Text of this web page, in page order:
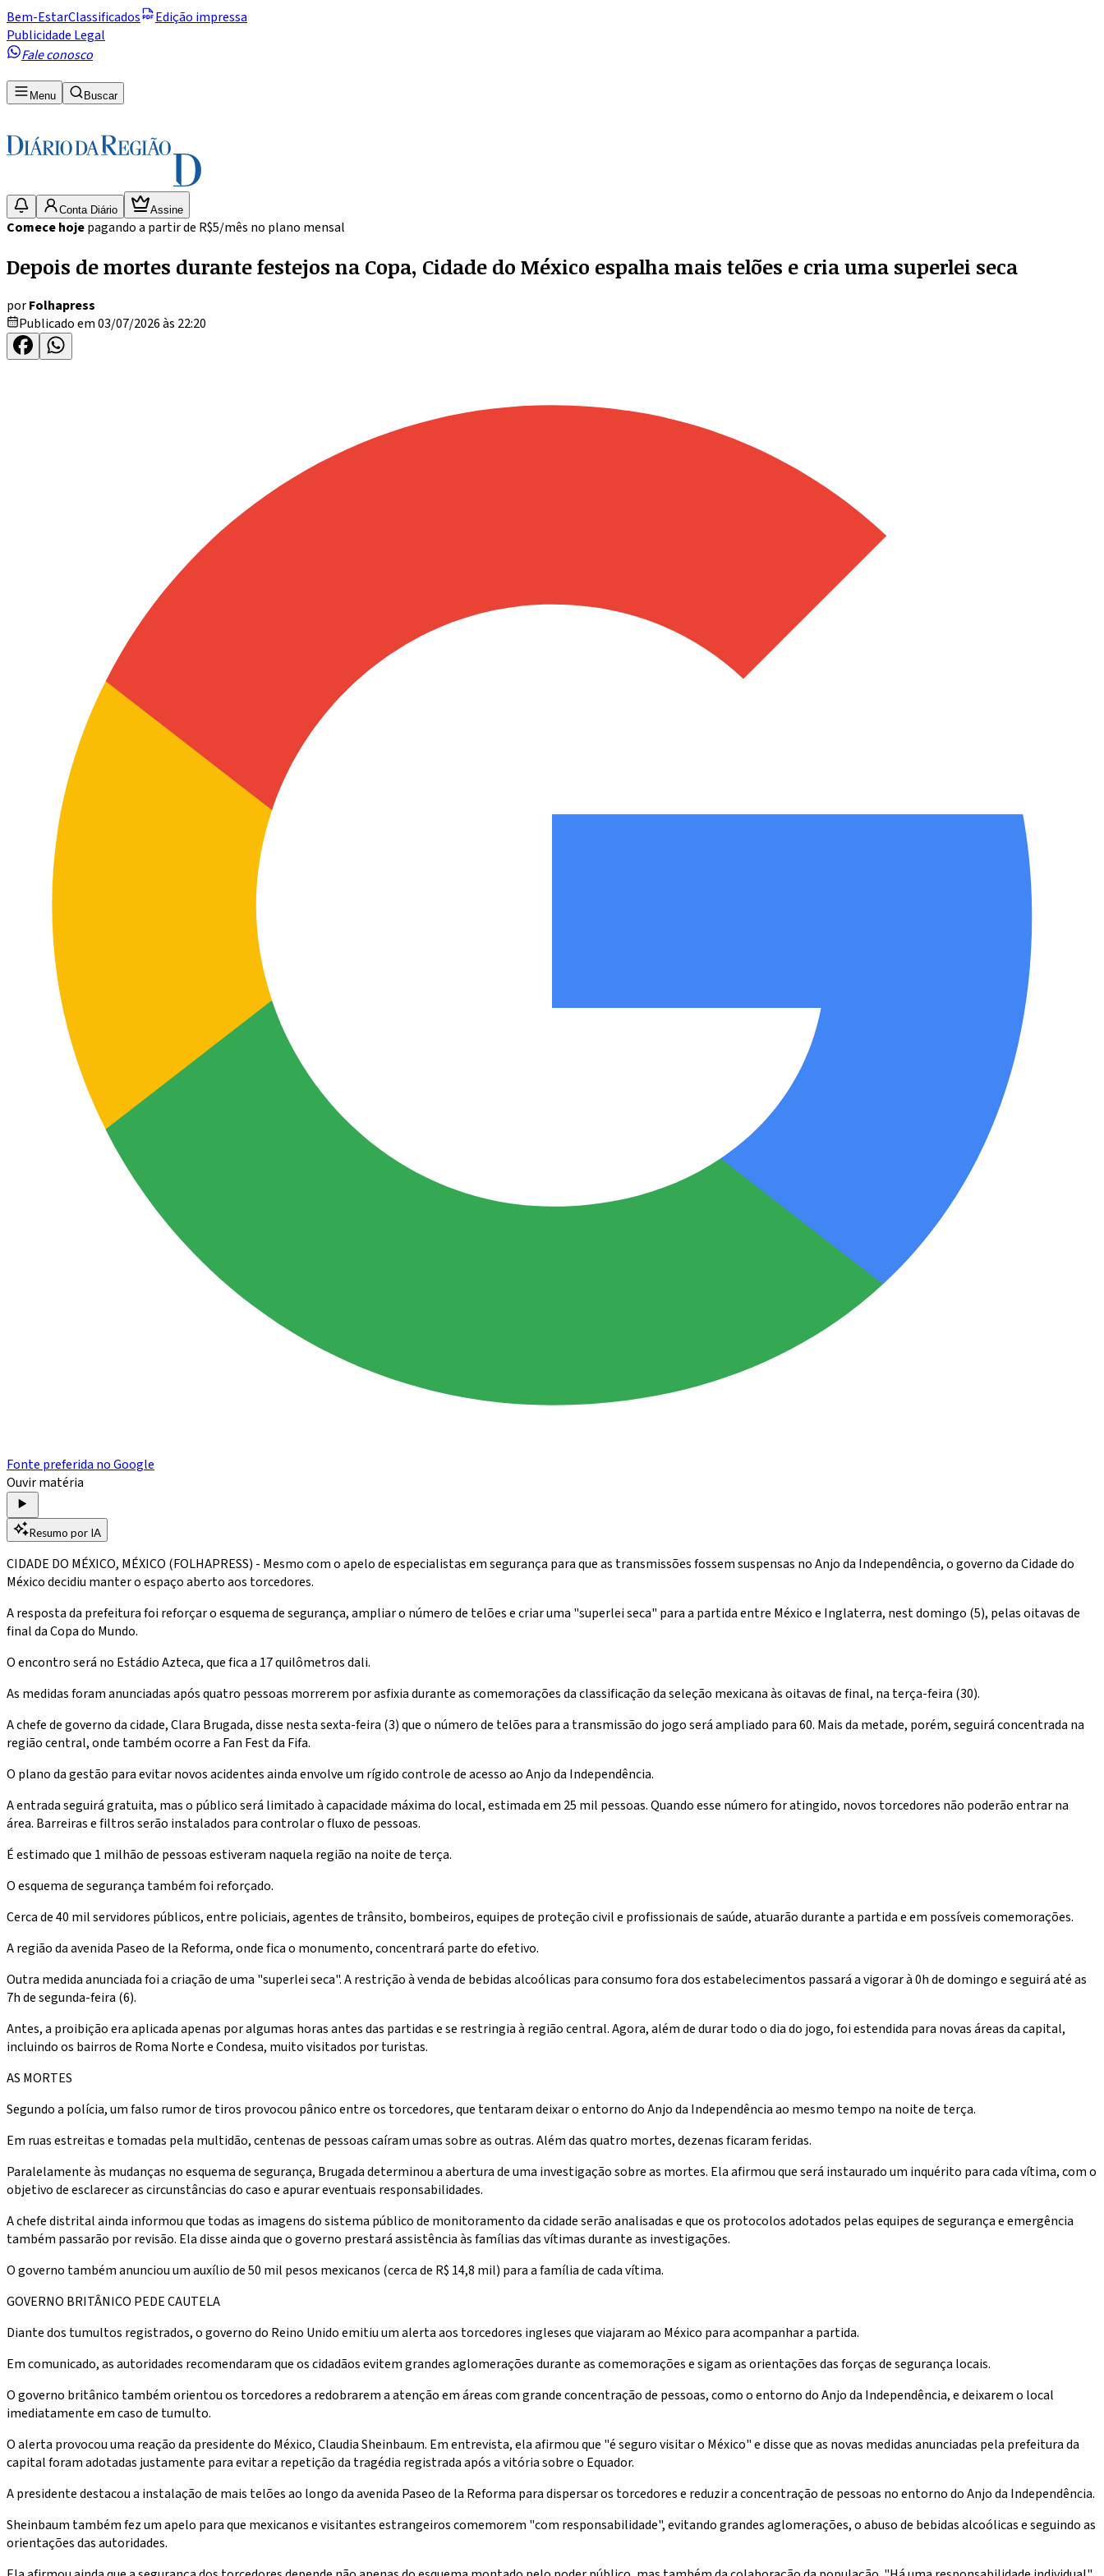
Bem-EstarClassificados
Edição impressa
Publicidade Legal
Fale conosco
Menu Buscar
Conta Diário Assine
Comece hojepagando a partir de R$5/mês no plano mensal
Depois de mortes durante festejos na Copa, Cidade do México espalha mais telões e cria uma superlei seca
porFolhapress
Publicado em 03/07/2026 às 22:20
Fonte preferida no Google
Ouvir matéria
Resumo por IA
CIDADE DO MÉXICO, MÉXICO (FOLHAPRESS) - Mesmo com o apelo de especialistas em segurança para que as transmissões fossem suspensas no Anjo da Independência, o governo da Cidade do
México decidiu manter o espaço aberto aos torcedores.
A resposta da prefeitura foi reforçar o esquema de segurança, ampliar o número de telões e criar uma "superlei seca" para a partida entre México e Inglaterra, nest domingo (5), pelas oitavas de
final da Copa do Mundo.
O encontro será no Estádio Azteca, que fica a 17 quilômetros dali.
As medidas foram anunciadas após quatro pessoas morrerem por asfixia durante as comemorações da classificação da seleção mexicana às oitavas de final, na terça-feira (30).
A chefe de governo da cidade, Clara Brugada, disse nesta sexta-feira (3) que o número de telões para a transmissão do jogo será ampliado para 60. Mais da metade, porém, seguirá concentrada na
região central, onde também ocorre a Fan Fest da Fifa.
O plano da gestão para evitar novos acidentes ainda envolve um rígido controle de acesso ao Anjo da Independência.
A entrada seguirá gratuita, mas o público será limitado à capacidade máxima do local, estimada em 25 mil pessoas. Quando esse número for atingido, novos torcedores não poderão entrar na
área. Barreiras e filtros serão instalados para controlar o fluxo de pessoas.
É estimado que 1 milhão de pessoas estiveram naquela região na noite de terça.
O esquema de segurança também foi reforçado.
Cerca de 40 mil servidores públicos, entre policiais, agentes de trânsito, bombeiros, equipes de proteção civil e profissionais de saúde, atuarão durante a partida e em possíveis comemorações.
A região da avenida Paseo de la Reforma, onde fica o monumento, concentrará parte do efetivo.
Outra medida anunciada foi a criação de uma "superlei seca". A restrição à venda de bebidas alcoólicas para consumo fora dos estabelecimentos passará a vigorar à 0h de domingo e seguirá até as
7h de segunda-feira (6).
Antes, a proibição era aplicada apenas por algumas horas antes das partidas e se restringia à região central. Agora, além de durar todo o dia do jogo, foi estendida para novas áreas da capital,
incluindo os bairros de Roma Norte e Condesa, muito visitados por turistas.
AS MORTES
Segundo a polícia, um falso rumor de tiros provocou pânico entre os torcedores, que tentaram deixar o entorno do Anjo da Independência ao mesmo tempo na noite de terça.
Em ruas estreitas e tomadas pela multidão, centenas de pessoas caíram umas sobre as outras. Além das quatro mortes, dezenas ficaram feridas.
Paralelamente às mudanças no esquema de segurança, Brugada determinou a abertura de uma investigação sobre as mortes. Ela afirmou que será instaurado um inquérito para cada vítima, com o
objetivo de esclarecer as circunstâncias do caso e apurar eventuais responsabilidades.
A chefe distrital ainda informou que todas as imagens do sistema público de monitoramento da cidade serão analisadas e que os protocolos adotados pelas equipes de segurança e emergência
também passarão por revisão. Ela disse ainda que o governo prestará assistência às famílias das vítimas durante as investigações.
O governo também anunciou um auxílio de 50 mil pesos mexicanos (cerca de R$ 14,8 mil) para a família de cada vítima.
GOVERNO BRITÂNICO PEDE CAUTELA
Diante dos tumultos registrados, o governo do Reino Unido emitiu um alerta aos torcedores ingleses que viajaram ao México para acompanhar a partida.
Em comunicado, as autoridades recomendaram que os cidadãos evitem grandes aglomerações durante as comemorações e sigam as orientações das forças de segurança locais.
O governo britânico também orientou os torcedores a redobrarem a atenção em áreas com grande concentração de pessoas, como o entorno do Anjo da Independência, e deixarem o local
imediatamente em caso de tumulto.
O alerta provocou uma reação da presidente do México, Claudia Sheinbaum. Em entrevista, ela afirmou que "é seguro visitar o México" e disse que as novas medidas anunciadas pela prefeitura da
capital foram adotadas justamente para evitar a repetição da tragédia registrada após a vitória sobre o Equador.
A presidente destacou a instalação de mais telões ao longo da avenida Paseo de la Reforma para dispersar os torcedores e reduzir a concentração de pessoas no entorno do Anjo da Independência.
Sheinbaum também fez um apelo para que mexicanos e visitantes estrangeiros comemorem "com responsabilidade", evitando grandes aglomerações, o abuso de bebidas alcoólicas e seguindo as
orientações das autoridades.